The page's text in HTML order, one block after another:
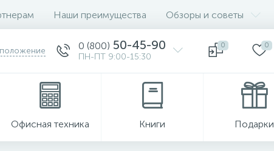
Наши преимущества Обзоры и советы
0 (800) 50-45-90
ПН-ПТ 9:00-15:30
0 0
Офисная техника Книги Подарки